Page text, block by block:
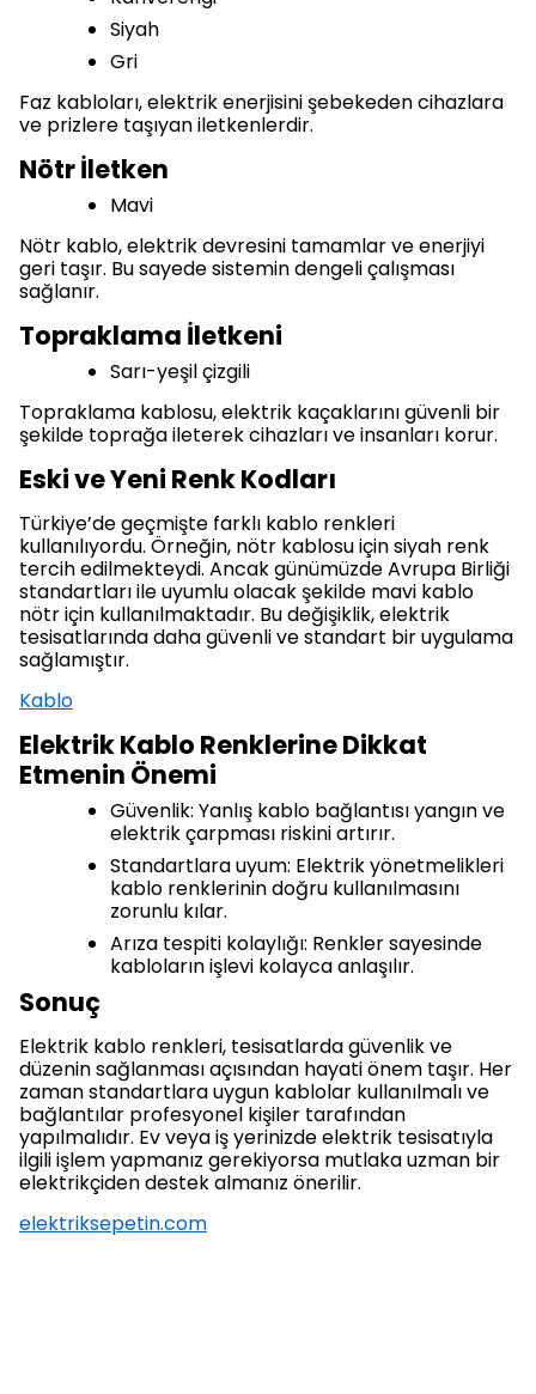
Siyah
Gri
Faz kabloları, elektrik enerjisini şebekeden cihazlara
ve prizlere taşıyan iletkenlerdir.
Nötr İletken
Mavi
Nötr kablo, elektrik devresini tamamlar ve enerjiyi
geri taşır. Bu sayede sistemin dengeli çalışması
sağlanır.
Topraklama İletkeni
Sarı-yeşil çizgili
Topraklama kablosu, elektrik kaçaklarını güvenli bir
şekilde toprağa ileterek cihazları ve insanları korur.
Eski ve Yeni Renk Kodları
Türkiye’de geçmişte farklı kablo renkleri
kullanılıyordu. Örneğin, nötr kablosu için siyah renk
tercih edilmekteydi. Ancak günümüzde Avrupa Birliği
standartları ile uyumlu olacak şekilde mavi kablo
nötr için kullanılmaktadır. Bu değişiklik, elektrik
tesisatlarında daha güvenli ve standart bir uygulama
sağlamıştır.
Kablo
Elektrik Kablo Renklerine Dikkat
Etmenin Önemi
Güvenlik: Yanlış kablo bağlantısı yangın ve
elektrik çarpması riskini artırır.
Standartlara uyum: Elektrik yönetmelikleri
kablo renklerinin doğru kullanılmasını
zorunlu kılar.
Arıza tespiti kolaylığı: Renkler sayesinde
kabloların işlevi kolayca anlaşılır.
Sonuç
Elektrik kablo renkleri, tesisatlarda güvenlik ve
düzenin sağlanması açısından hayati önem taşır. Her
zaman standartlara uygun kablolar kullanılmalı ve
bağlantılar profesyonel kişiler tarafından
yapılmalıdır. Ev veya iş yerinizde elektrik tesisatıyla
ilgili işlem yapmanız gerekiyorsa mutlaka uzman bir
elektrikçiden destek almanız önerilir.
elektriksepetin.com